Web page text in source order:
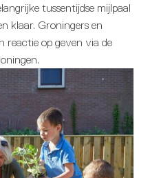
tussentijdse mijlpaal
klaar. Groningers en
reactie op geven via de